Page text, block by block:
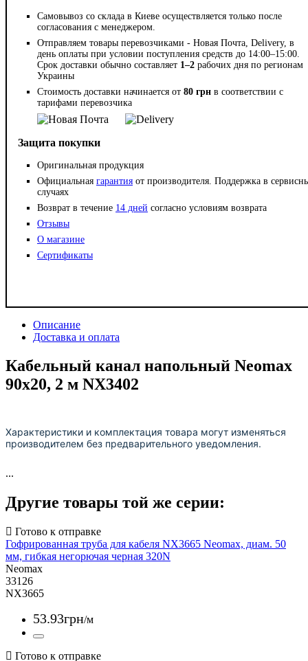
Самовывоз со склада в Киеве осуществляется только после
согласования с менеджером.
Отправляем товары перевозчиками - Новая Почта, Delivery, в
день оплаты при условии поступления средств до 14:00–15:00.
Срок доставки обычно составляет 1–2 рабочих дня по регионам
Украины
Стоимость доставки начинается от 80 грн в соответствии с
тарифами перевозчика
Защита покупки
Оригинальная продукция
Официальная гарантия от производителя. Поддержка в
случаях
Возврат в течение 14 дней согласно условиям возврата
Отзывы
О магазине
Сертификаты
Описание
Доставка и оплата
Кабельный канал напольный Neomax
90x20, 2 м NX3402
Характеристики и комплектация товара могут изменяться
производителем без предварительного уведомления.
...
Другие товары той же серии:
Гофрированная труба для кабеля NX3665 Neomax, диам. 50
мм, гибкая негорючая черная 320N
Neomax
33126
NX3665
53.93грн/м